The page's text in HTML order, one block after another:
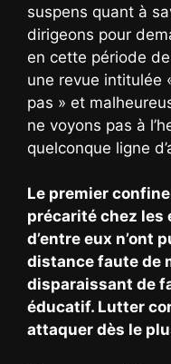
suspens quant à
dirigeons pour
en cette période
une revue intitulée
pas » et
ne voyons pas à
quelconque ligne
Le premier
précarité chez les
d’entre eux n’ont
distance faute de
disparaissant de
éducatif. Lutter
attaquer dès le